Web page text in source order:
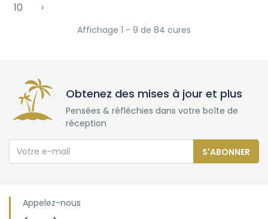
10
›
Affichage 1 - 9 de 84 cures
Obtenez des mises à jour et plus
Pensées & réfléchies dans votre boîte de
réception
S'ABONNER
Appelez-nous